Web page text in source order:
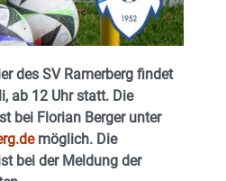
des SV Ramerberg findet
ab 12 Uhr statt. Die
bei Florian Berger unter
möglich. Die
bei der Meldung der